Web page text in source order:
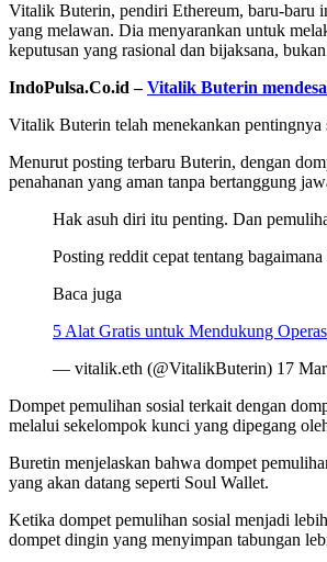
Vitalik Buterin, pendiri Ethereum, baru-baru
yang melawan. Dia menyarankan untuk
keputusan yang rasional dan bijaksana,
IndoPulsa.Co.id –Vitalik Buterin
Vitalik Buterin telah menekankan pentingnya
Menurut posting terbaru Buterin, dengan
penahanan yang aman tanpa bertanggung
Hak asuh diri itu penting. Dan
Posting reddit cepat tentang
Baca juga
5 Alat Gratis untuk Mendukung
— vitalik.eth (@VitalikButerin) 17
Dompet pemulihan sosial terkait dengan
melalui sekelompok kunci yang dipegang
Buretin menjelaskan bahwa dompet
yang akan datang seperti Soul Wallet.
Ketika dompet pemulihan sosial menjadi
dompet dingin yang menyimpan tabungan